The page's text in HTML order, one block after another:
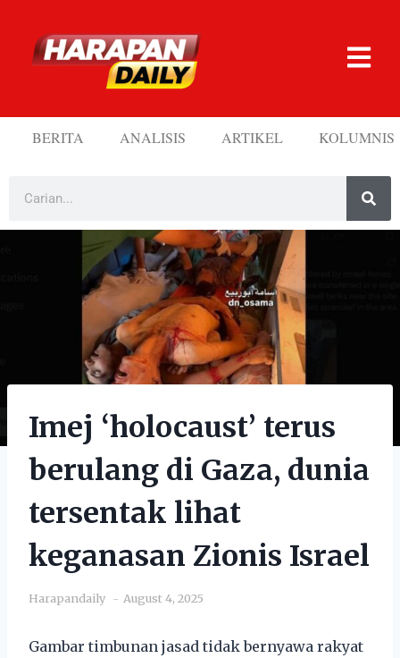
BERITA ANALISIS ARTIKEL KOLUMNIS
Imej ‘holocaust’ terus
berulang di Gaza, dunia
tersentak lihat
keganasan Zionis Israel
Harapandaily August 4, 2025
Gambar timbunan jasad tidak bernyawa rakyat